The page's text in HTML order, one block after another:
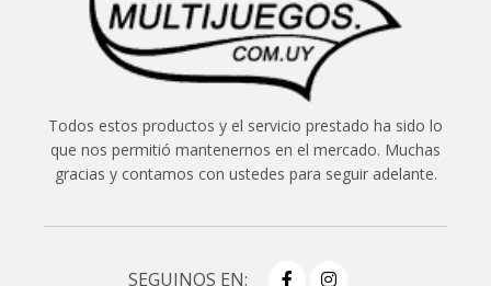
Todos estos productos y el servicio prestado ha sido lo
que nos permitió mantenernos en el mercado. Muchas
gracias y contamos con ustedes para seguir adelante.
SEGUINOS EN: